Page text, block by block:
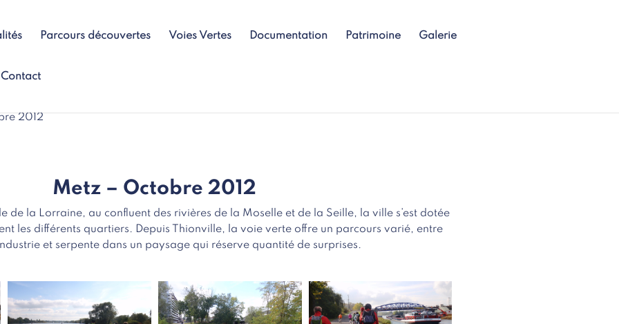
Parcours découvertes Voies Vertes Documentation Patrimoine Galerie
Contact
2012
Metz – Octobre 2012
de la Lorraine, au confluent des rivières de la Moselle et de la Seille, la ville s’est dotée
les différents quartiers. Depuis Thionville, la voie verte offre un parcours varié, entre
et serpente dans un paysage qui réserve quantité de surprises.